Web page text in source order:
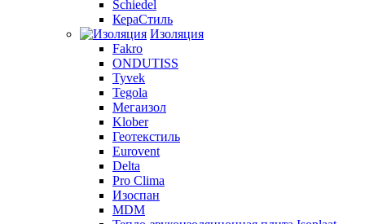
Schiedel
КераСтиль
Изоляция
Fakro
ONDUTISS
Tyvek
Tegola
Мегаизол
Klober
Геотекстиль
Eurovent
Delta
Pro Clima
Изоспан
MDM